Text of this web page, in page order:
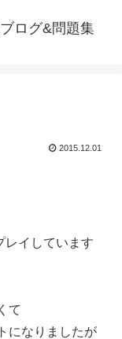
ログ&問題集
2015.12.01
レイしています
て
になりましたが